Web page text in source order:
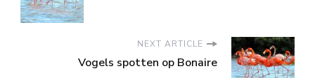
NEXT ARTICLE
Vogels spotten op Bonaire